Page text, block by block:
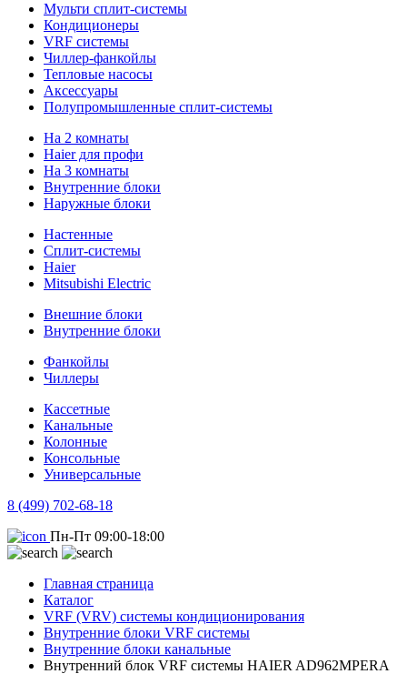
Мульти сплит-системы
Кондиционеры
VRF системы
Чиллер-фанкойлы
Тепловые насосы
Аксессуары
Полупромышленные сплит-системы
На 2 комнаты
Haier для профи
На 3 комнаты
Внутренние блоки
Наружные блоки
Настенные
Сплит-системы
Haier
Mitsubishi Electric
Внешние блоки
Внутренние блоки
Фанкойлы
Чиллеры
Кассетные
Канальные
Колонные
Консольные
Универсальные
8 (499) 702-68-18
Пн-Пт 09:00-18:00
Главная страница
Каталог
VRF (VRV) системы кондиционирования
Внутренние блоки VRF системы
Внутренние блоки канальные
Внутренний блок VRF системы HAIER AD962MPERA